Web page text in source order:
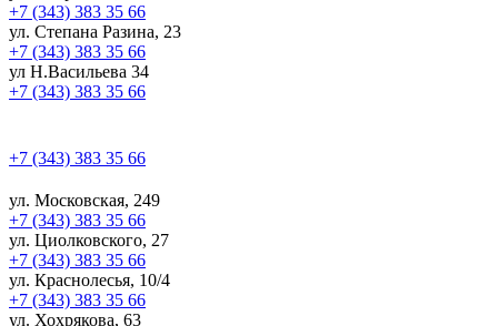
+7 (343) 383 35 66
ул. Степана Разина, 23
+7 (343) 383 35 66
ул Н.Васильева 34
+7 (343) 383 35 66
+7 (343) 383 35 66
ул. Московская, 249
+7 (343) 383 35 66
ул. Циолковского, 27
+7 (343) 383 35 66
ул. Краснолесья, 10/4
+7 (343) 383 35 66
ул. Хохрякова, 63